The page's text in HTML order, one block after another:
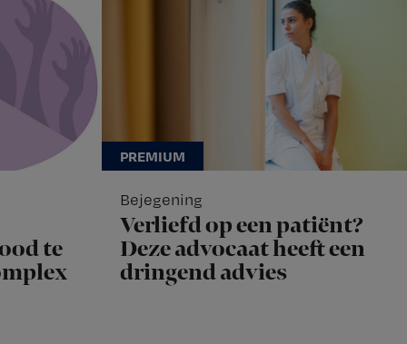
te
Bejegening
Verliefd op een patiënt?
Deze advocaat heeft een
dringend advies